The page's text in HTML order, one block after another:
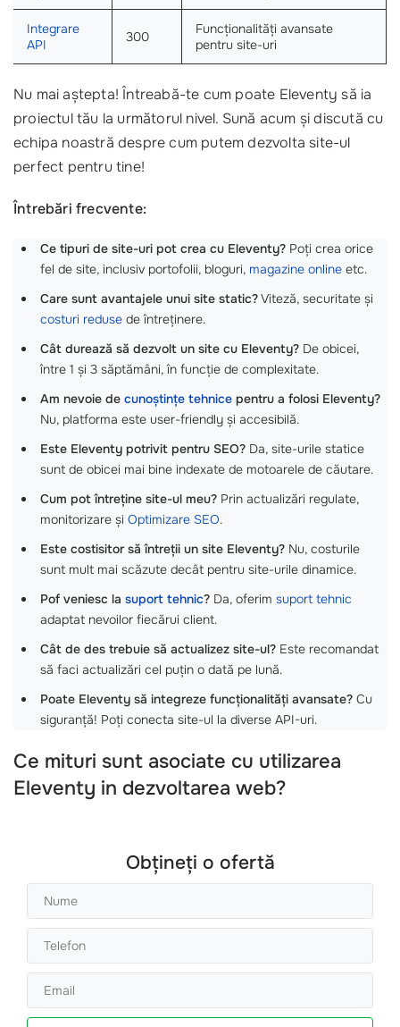
Integrare
API
300
Funcționalități avansate
pentru site-uri
Nu mai aștepta! Întreabă-te cum poate Eleventy să ia
proiectul tău la următorul nivel. Sună acum și discută cu
echipa noastră despre cum putem dezvolta site-ul
perfect pentru tine!
Întrebări frecvente:
Ce tipuri de site-uri pot crea cu Eleventy? Poți crea orice
fel de site, inclusiv portofolii, bloguri, magazine online etc.
Care sunt avantajele unui site static?Viteză, securitate și
costuri reduse de întreținere.
Cât durează să dezvolt un site cu Eleventy? De obicei,
între 1 și 3 săptămâni, în funcție de complexitate.
Am nevoie de cunoștințe tehnice pentru a folosi Eleventy?
Nu, platforma este user-friendly și accesibilă.
Este Eleventy potrivit pentru SEO? Da, site-urile statice
sunt de obicei mai bine indexate de motoarele de căutare.
Cum pot întreține site-ul meu? Prin actualizări regulate,
monitorizare și Optimizare SEO.
Este costisitor să întreții un site Eleventy? Nu, costurile
sunt mult mai scăzute decât pentru site-urile dinamice.
Pof veniesc la suport tehnic? Da, oferim suport tehnic
adaptat nevoilor fiecărui client.
Cât de des trebuie să actualizez site-ul? Este recomandat
să faci actualizări cel puțin o dată pe lună.
Poate Eleventy să integreze funcționalități avansate? Cu
siguranță! Poți conecta site-ul la diverse API-uri.
Ce mituri sunt asociate cu utilizarea
Eleventy in dezvoltarea web?
Obțineți o ofertă